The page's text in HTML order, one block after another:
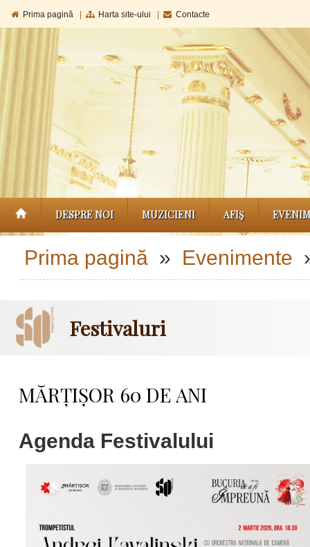
Prima pagină Harta site-ului Contacte
DESPRE NOI MUZICIENI AFIŞ
Prima pagină » Evenimente
Festivaluri
MĂRȚIȘOR 60 DE ANI
Agenda Festivalului